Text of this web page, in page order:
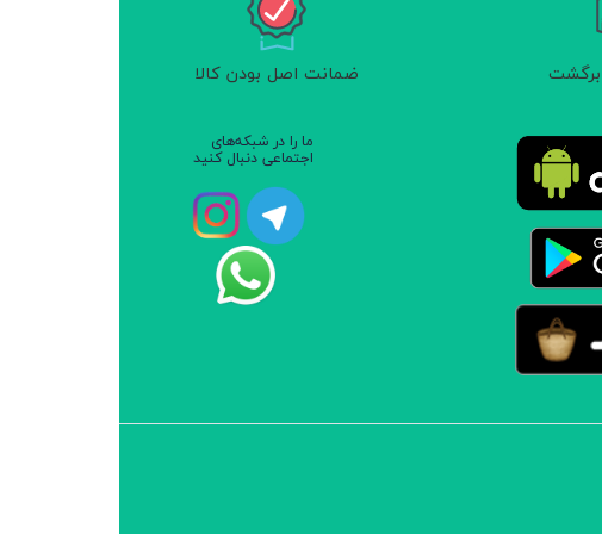
ضمانت اصل بودن کالا
ما را در شبکه‌های
اجتماعی دنبال کنید